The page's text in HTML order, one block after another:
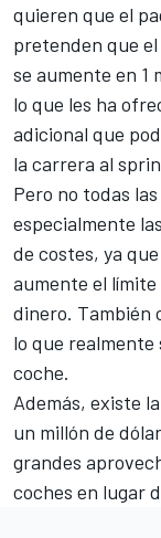
quieren que el
pretenden que
se aumente en 1
lo que les ha
adicional que
la carrera al
Pero no todas
especialmente
de costes, ya
aumente el
dinero. También
lo que realmente
coche.
Además, existe
un millón de
grandes
coches en lugar